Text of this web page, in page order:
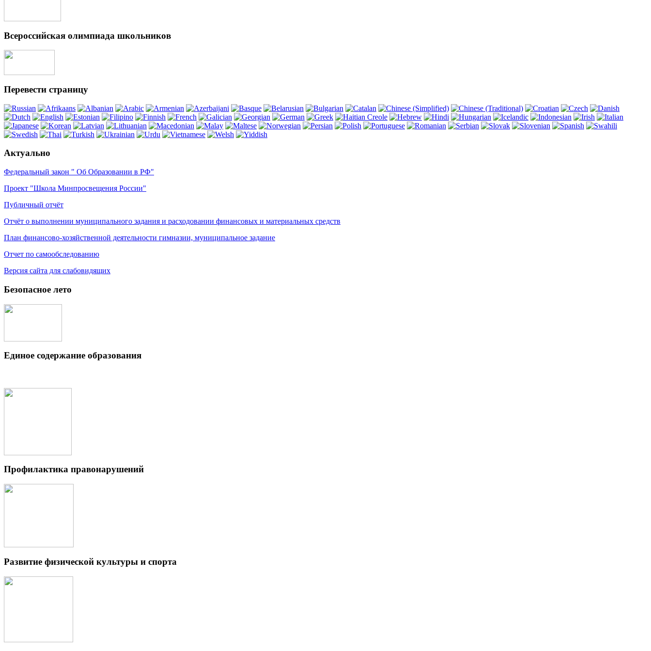
Всероссийская олимпиада школьников
Перевести страницу
Актуально
Федеральный закон " Об Образовании в РФ"
Проект "Школа Минпросвещения России"
Публичный отчёт
Отчёт о выполнении муниципального задания и расходовании финансовых и материальных средств
План финансово-хозяйственной деятельности гимназии, муниципальное задание
Отчет по самообследованию
Версия сайта для слабовидящих
Безопасное лето
Единое содержание образования
Профилактика правонарушений
Развитие физической культуры и спорта